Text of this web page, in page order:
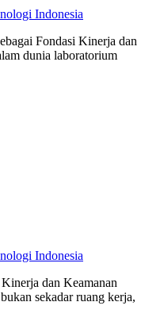
Indonesia
Fondasi Kinerja dan
dunia laboratorium
Indonesia
dan Keamanan
sekadar ruang kerja,